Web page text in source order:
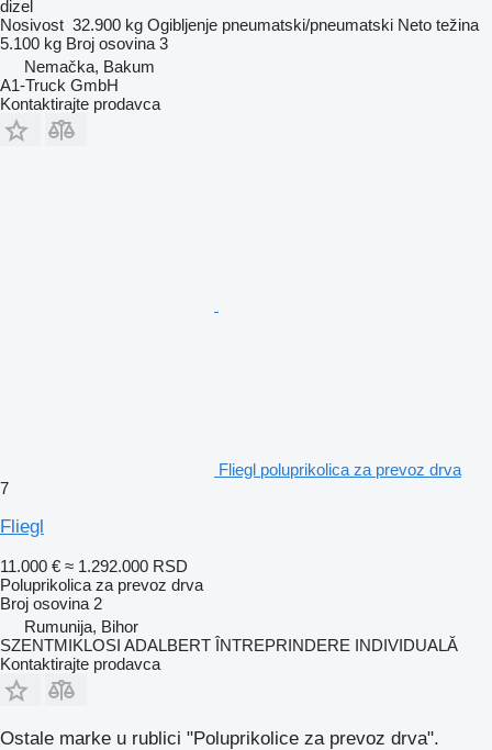
dizel
Nosivost 32.900 kg Ogibljenje pneumatski/pneumatski Neto težina
5.100 kg Broj osovina 3
Nemačka, Bakum
A1-Truck GmbH
Kontaktirajte prodavca
Fliegl poluprikolica za prevoz drva
7
Fliegl
11.000 € ≈ 1.292.000 RSD
Poluprikolica za prevoz drva
Broj osovina 2
Rumunija, Bihor
SZENTMIKLOSI ADALBERT ÎNTREPRINDERE INDIVIDUALĂ
Kontaktirajte prodavca
Ostale marke u rublici "Poluprikolice za prevoz drva".